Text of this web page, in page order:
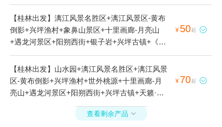
【桂林出发】漓江风景名胜区+漓江风景区-黄布
倒影+兴坪渔村+象鼻山景区+十里画廊-月亮山
+遇龙河景区+阳朔西街+银子岩+兴坪古镇+《印
象刘三姐》山水实景演出+阳朔+桂林两江四湖景
区+九马画山+兴坪古戏台+刘三姐水上公园+十
里画廊+漓江三星游船+漓江四星游船+杨堤—九
马画山漓江竹筏漂流+阳朔单车骑行+漓江竹筏游
漂流+工农桥+富里桥+阳朔戏楼+桂林千古情+漓
¥ 50起 
【桂林出发】山水园+漓江风景名胜区+漓江风景
区-黄布倒影+兴坪渔村+世外桃源+十里画廊-月
亮山+遇龙河景区+阳朔西街+兴坪古镇+天籁·蝴
蝶泉+《印象刘三姐》山水实景演出+阳朔+大榕
树+金水岩+十里画廊+展卓直升机阳朔基地+相
¥ 70起 
查看剩余产品 